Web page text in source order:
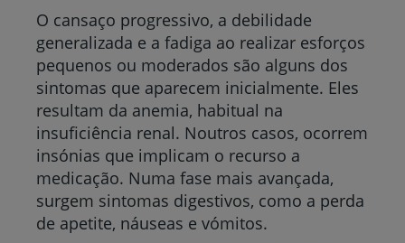
O cansaço progressivo, a debilidade
generalizada e a fadiga ao realizar esforços
pequenos ou moderados são alguns dos
sintomas que aparecem inicialmente. Eles
resultam da anemia, habitual na
insuficiência renal. Noutros casos, ocorrem
insónias que implicam o recurso a
medicação. Numa fase mais avançada,
surgem sintomas digestivos, como a perda
de apetite, náuseas e vómitos.